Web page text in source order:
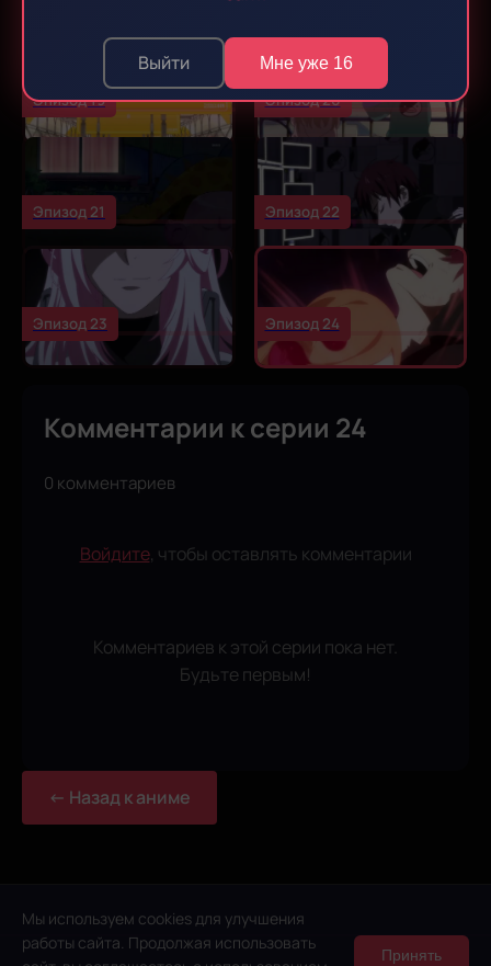
Выйти Мне уже 16
Мы используем cookies для улучшения
работы сайта. Продолжая использовать
Принять
Эпизод 19 Эпизод 20
Эпизод 21 Эпизод 22
Эпизод 23 Эпизод 24
Комментарии к серии 24
0 комментариев
Войдите, чтобы оставлять комментарии
Комментариев к этой серии пока нет.
Будьте первым!
← Назад к аниме